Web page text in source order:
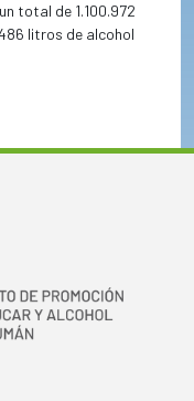
total de 1.100.972
litros de alcohol